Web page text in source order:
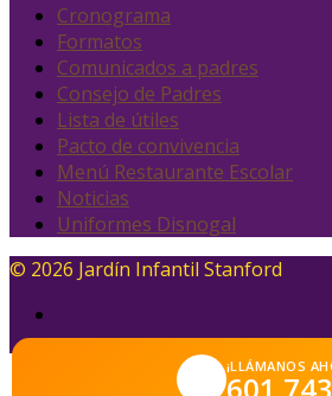
Cronograma
Formatos
Comunicados a padres
Consejo de Padres
Lista de útiles
Pacto de convivencia
Menú Restaurante Escolar
Noticias
Uniformes Disnogal
© 2026 Jardín Infantil Stanford
¡LLÁMANOS
601